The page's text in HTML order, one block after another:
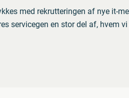
med rekrutteringen af nye it-
servicegen en stor del af, hvem